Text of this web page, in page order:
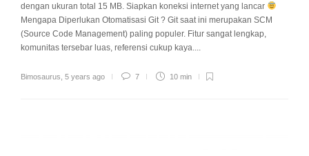
dengan ukuran total 15 MB. Siapkan koneksi internet yang lancar
Mengapa Diperlukan Otomatisasi Git ? Git saat ini merupakan SCM
(Source Code Management) paling populer. Fitur sangat lengkap,
komunitas tersebar luas, referensi cukup kaya....
Bimosaurus 5 years ago 7 10 min